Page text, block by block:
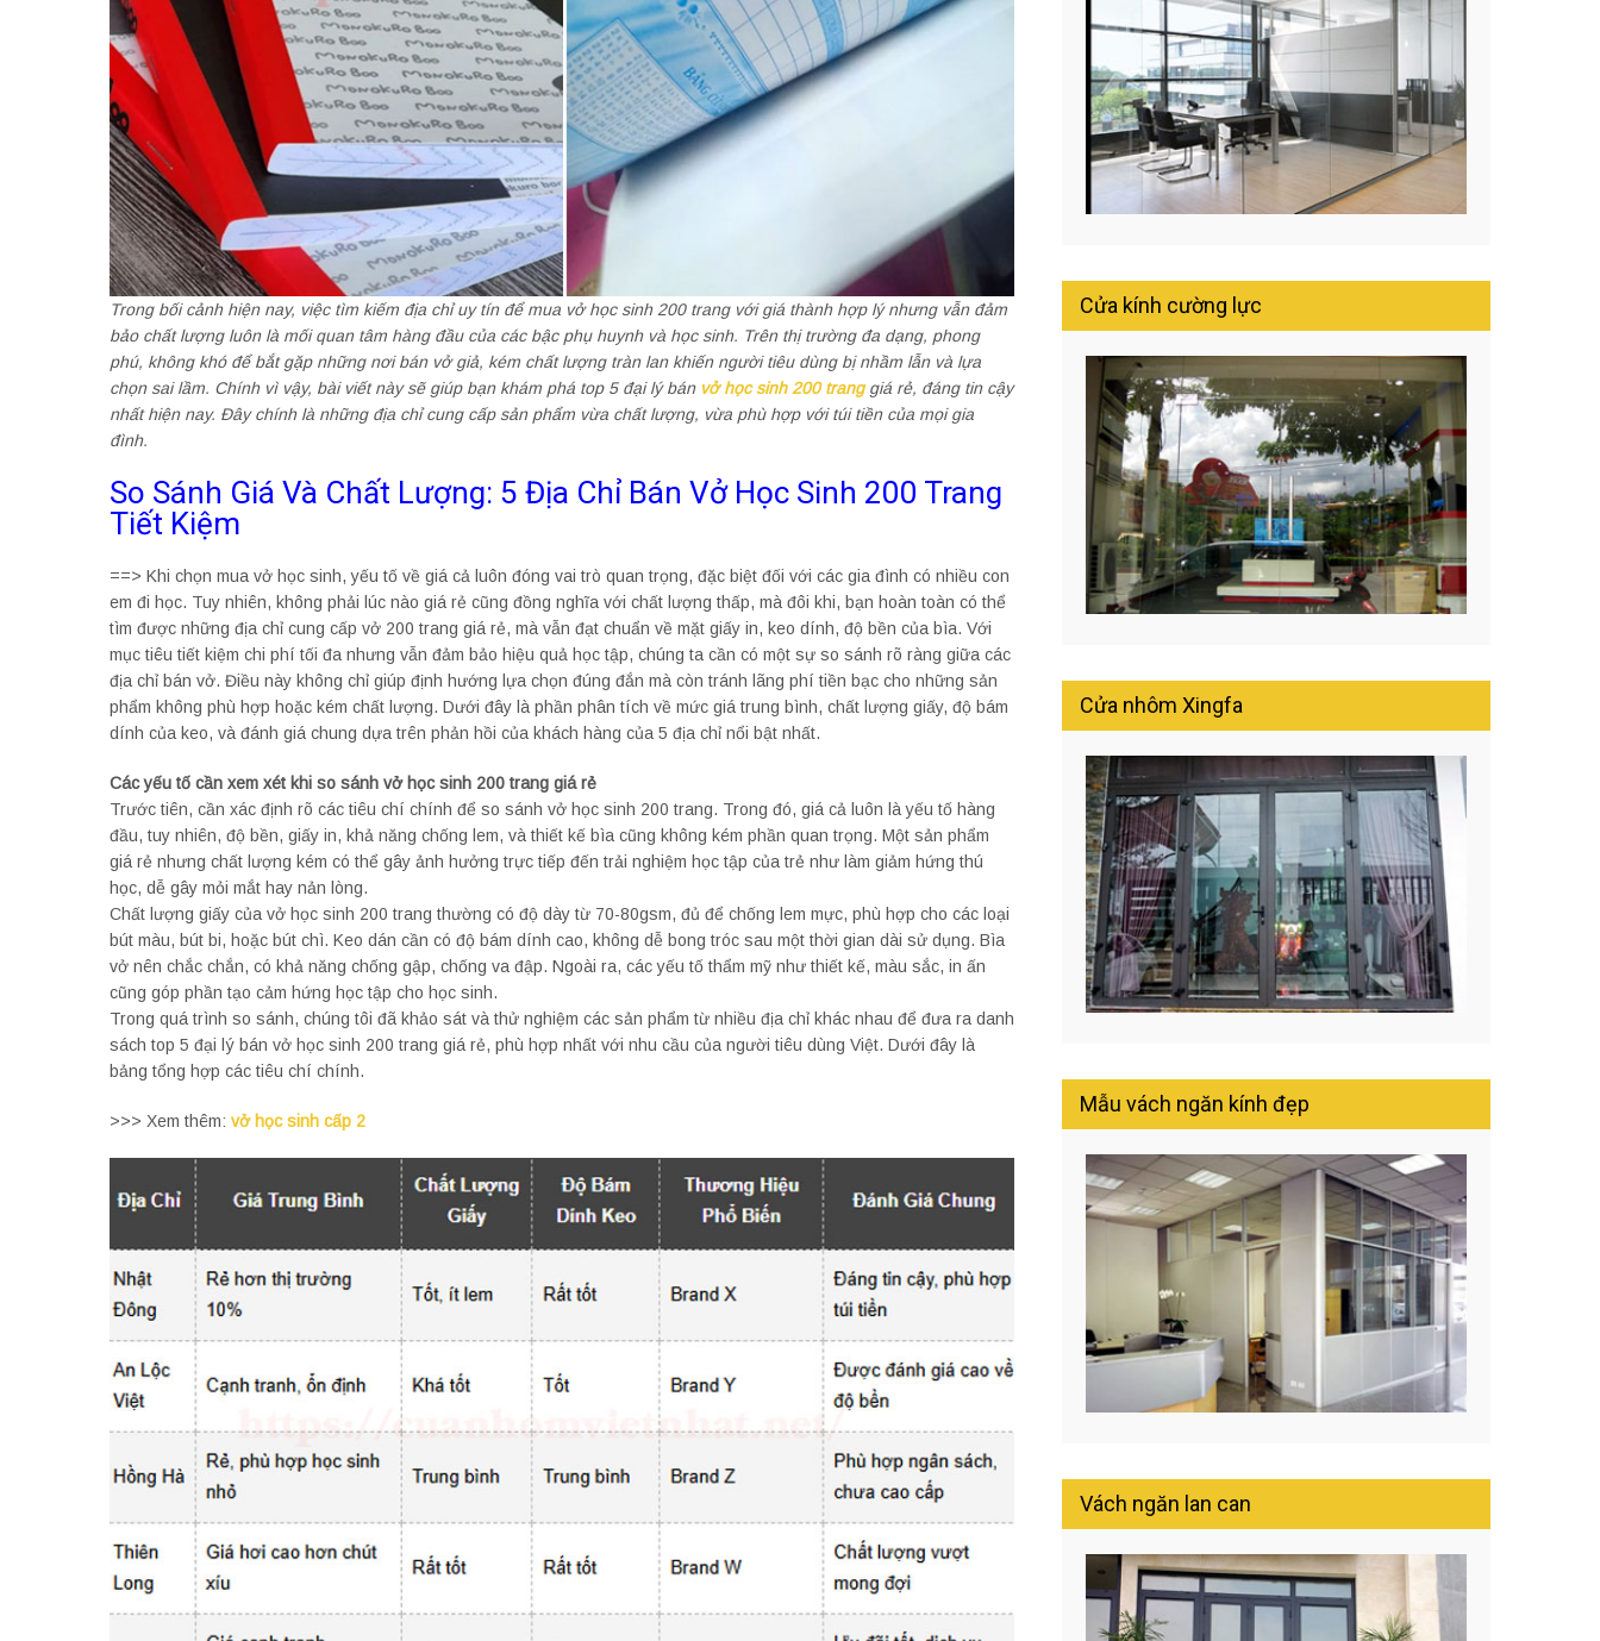
Trong bối cảnh hiện nay, việc tìm kiếm địa chỉ uy tín để mua vở học sinh 200 trang với giá thành hợp lý nhưng vẫn đảm
bảo chất lượng luôn là mối quan tâm hàng đầu của các bậc phụ huynh và học sinh. Trên thị trường đa dạng, phong
phú, không khó để bắt gặp những nơi bán vở giả, kém chất lượng tràn lan khiến người tiêu dùng bị nhầm lẫn và lựa
chọn sai lầm. Chính vì vậy, bài viết này sẽ giúp bạn khám phá top 5 đại lý bán vở học sinh 200 tranggiá rẻ, đáng tin cậy
nhất hiện nay. Đây chính là những địa chỉ cung cấp sản phẩm vừa chất lượng, vừa phù hợp với túi tiền của mọi gia
đình.
So Sánh Giá Và Chất Lượng: 5 Địa Chỉ Bán Vở Học Sinh 200 Trang
Tiết Kiệm
==> Khi chọn mua vở học sinh, yếu tố về giá cả luôn đóng vai trò quan trọng, đặc biệt đối với các gia đình có nhiều con
em đi học. Tuy nhiên, không phải lúc nào giá rẻ cũng đồng nghĩa với chất lượng thấp, mà đôi khi, bạn hoàn toàn có thể
tìm được những địa chỉ cung cấp vở 200 trang giá rẻ, mà vẫn đạt chuẩn về mặt giấy in, keo dính, độ bền của bìa. Với
mục tiêu tiết kiệm chi phí tối đa nhưng vẫn đảm bảo hiệu quả học tập, chúng ta cần có một sự so sánh rõ ràng giữa các
địa chỉ bán vở. Điều này không chỉ giúp định hướng lựa chọn đúng đắn mà còn tránh lãng phí tiền bạc cho những sản
phẩm không phù hợp hoặc kém chất lượng. Dưới đây là phần phân tích về mức giá trung bình, chất lượng giấy, độ bám
dính của keo, và đánh giá chung dựa trên phản hồi của khách hàng của 5 địa chỉ nổi bật nhất.
Các yếu tố cần xem xét khi so sánh vở học sinh 200 trang giá rẻ
Trước tiên, cần xác định rõ các tiêu chí chính để so sánh vở học sinh 200 trang. Trong đó, giá cả luôn là yếu tố hàng
đầu, tuy nhiên, độ bền, giấy in, khả năng chống lem, và thiết kế bìa cũng không kém phần quan trọng. Một sản phẩm
giá rẻ nhưng chất lượng kém có thể gây ảnh hưởng trực tiếp đến trải nghiệm học tập của trẻ như làm giảm hứng thú
học, dễ gây mỏi mắt hay nản lòng.
Chất lượng giấy của vở học sinh 200 trang thường có độ dày từ 70-80gsm, đủ để chống lem mực, phù hợp cho các loại
bút màu, bút bi, hoặc bút chì. Keo dán cần có độ bám dính cao, không dễ bong tróc sau một thời gian dài sử dụng. Bìa
vở nên chắc chắn, có khả năng chống gập, chống va đập. Ngoài ra, các yếu tố thẩm mỹ như thiết kế, màu sắc, in ấn
cũng góp phần tạo cảm hứng học tập cho học sinh.
Trong quá trình so sánh, chúng tôi đã khảo sát và thử nghiệm các sản phẩm từ nhiều địa chỉ khác nhau để đưa ra danh
sách top 5 đại lý bán vở học sinh 200 trang giá rẻ, phù hợp nhất với nhu cầu của người tiêu dùng Việt. Dưới đây là
bảng tổng hợp các tiêu chí chính.
>>> Xem thêm: vở học sinh cấp 2
Cửa kính cường lực
Cửa nhôm Xingfa
Mẫu vách ngăn kính đẹp
Vách ngăn lan can